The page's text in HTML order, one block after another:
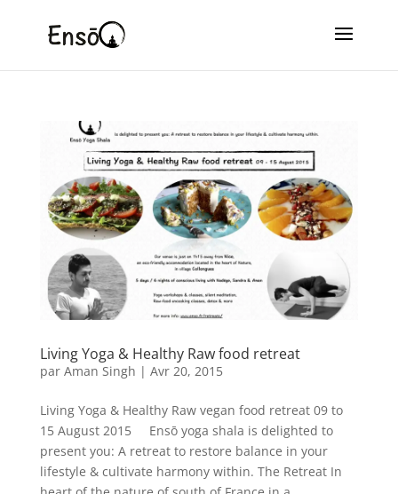
Living Yoga & Healthy Raw food retreat
par Aman Singh | Avr 20, 2015
Living Yoga & Healthy Raw vegan food retreat 09 to
15 August 2015 Ensō yoga shala is delighted to
present you: A retreat to restore balance in your
lifestyle & cultivate harmony within. The Retreat In